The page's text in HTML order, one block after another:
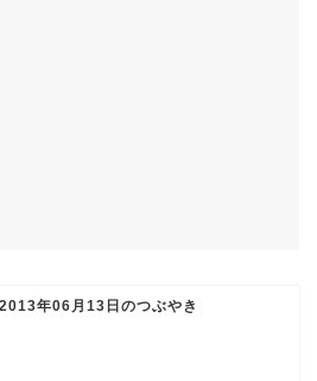
2013年06月13日のつぶやき